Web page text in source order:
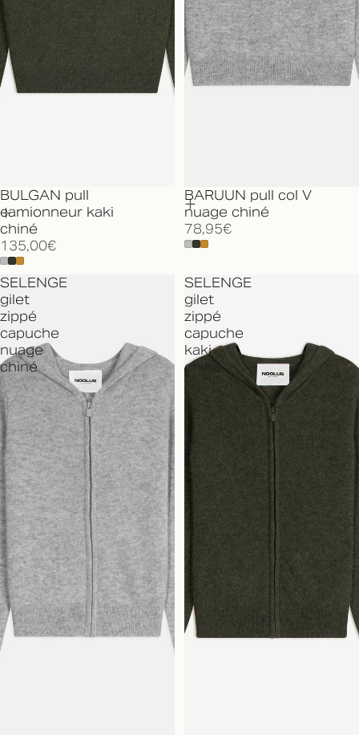
BULGAN pull
camionneur kaki
chiné
135,00€
BARUUN pull col V
nuage chiné
78,95€
SELENGE
gilet
zippé
capuche
nuage
chiné
SELENGE
gilet
zippé
capuche
kaki
chiné